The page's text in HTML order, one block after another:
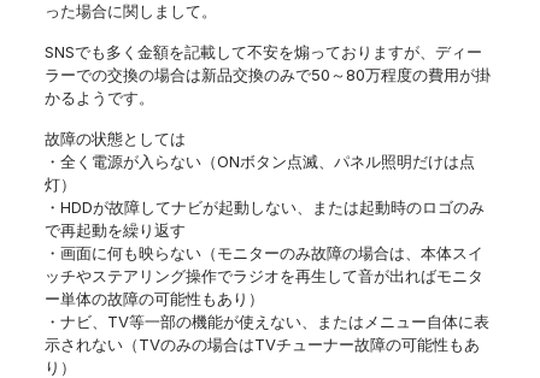
った場合に関しまして。
SNSでも多く金額を記載して不安を煽っておりますが、ディー
ラーでの交換の場合は新品交換のみで50～80万程度の費用が掛
かるようです。
故障の状態としては
・全く電源が入らない（ONボタン点滅、パネル照明だけは点
灯）
・HDDが故障してナビが起動しない、または起動時のロゴのみ
で再起動を繰り返す
・画面に何も映らない（モニターのみ故障の場合は、本体スイ
ッチやステアリング操作でラジオを再生して音が出ればモニタ
ー単体の故障の可能性もあり）
・ナビ、TV等一部の機能が使えない、またはメニュー自体に表
示されない（TVのみの場合はTVチューナー故障の可能性もあ
り）